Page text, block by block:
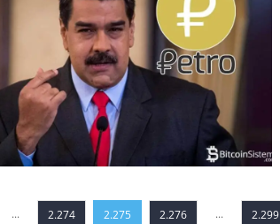
... 2.274 2.275 2.276 ... 2.299